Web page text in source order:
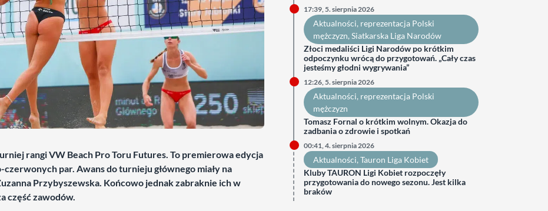
rangi VW Beach Pro Toru Futures. To premierowa edycja
par. Awans do turnieju głównego miały na
Przybyszewska. Końcowo jednak zabraknie ich w
część zawodów.
17:39, 5. sierpnia 2026
Aktualności, reprezentacja Polski
mężczyzn, Siatkarska Liga Narodów
Złoci medaliści Ligi Narodów po krótkim
odpoczynku wrócą do przygotowań. „Cały czas
jesteśmy głodni wygrywania”
12:26, 5. sierpnia 2026
Aktualności, reprezentacja Polski
mężczyzn
Tomasz Fornal o krótkim wolnym. Okazja do
zadbania o zdrowie i spotkań
00:41, 4. sierpnia 2026
Aktualności, Tauron Liga Kobiet
Kluby TAURON Ligi Kobiet rozpoczęły
przygotowania do nowego sezonu. Jest kilka
braków